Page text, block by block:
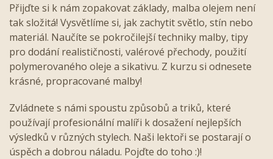
Přijďte si k nám zopakovat základy, malba olejem není
tak složitá! Vysvětlíme si, jak zachytit světlo, stín nebo
materiál. Naučíte se pokročilejší techniky malby, tipy
pro dodání realističnosti, valérové přechody, použití
polymerovaného oleje a sikativu. Z kurzu si odnesete
krásné, propracované malby!
Zvládnete s námi spoustu způsobů a triků, které
používají profesionální malíři k dosažení nejlepších
výsledků v různých stylech. Naši lektoři se postarají o
úspěch a dobrou náladu. Pojďte do toho :)!